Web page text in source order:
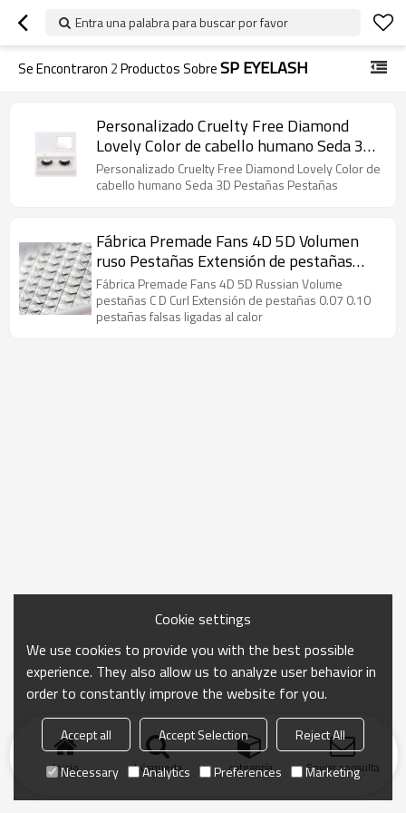
Entra una palabra para buscar por favor
Se Encontraron 2Productos SobreSP EYELASH
Personalizado Cruelty Free Diamond
Lovely Color de cabello humano Seda 3D
Pestañas Pestañas
Personalizado Cruelty Free Diamond Lovely Color de
cabello humano Seda 3D Pestañas Pestañas
Fábrica Premade Fans 4D 5D Volumen
ruso Pestañas Extensión de pestañas
pegadas con calor pestañas falsas
Fábrica Premade Fans 4D 5D Russian Volume
pestañas C D Curl Extensión de pestañas 0.07 0.10
pestañas falsas ligadas al calor
Inicio búsqueda categoría Enviar consulta
Cookie settings
We use cookies to provide you with the best possible
experience. They also allow us to analyze user behavior in
order to constantly improve the website for you.
Accept all Accept Selection
Reject All
Necessary
Analytics Preferences Marketing